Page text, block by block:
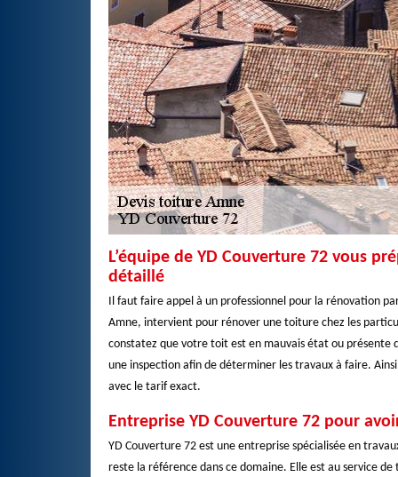
L’équipe de YD Couverture 72 vous
détaillé
Il faut faire appel à un professionnel pour la rénovation
Amne, intervient pour rénover une toiture chez les
constatez que votre toit est en mauvais état ou présente
une inspection afin de déterminer les travaux à faire.
avec le tarif exact.
Entreprise YD Couverture 72 pour
YD Couverture 72 est une entreprise spécialisée en
reste la référence dans ce domaine. Elle est au service